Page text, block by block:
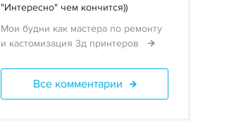
"Интересно" чем кончится))
Мои будни как мастера по ремонту
и кастомизация 3д принтеров
Все комментарии